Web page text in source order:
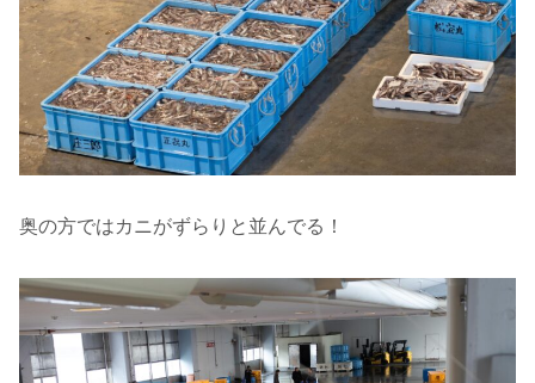
奥の方ではカニがずらりと並んでる！